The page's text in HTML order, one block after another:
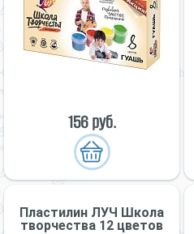
156 руб.
Пластилин ЛУЧ Школа
творчества 12 цветов